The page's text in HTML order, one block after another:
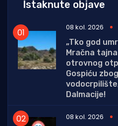
Istaknute objave
08 kol. 2026
„Tko god
Mračna
otrovnog
Gospiću
Dalmacije!
08 kol. 2026